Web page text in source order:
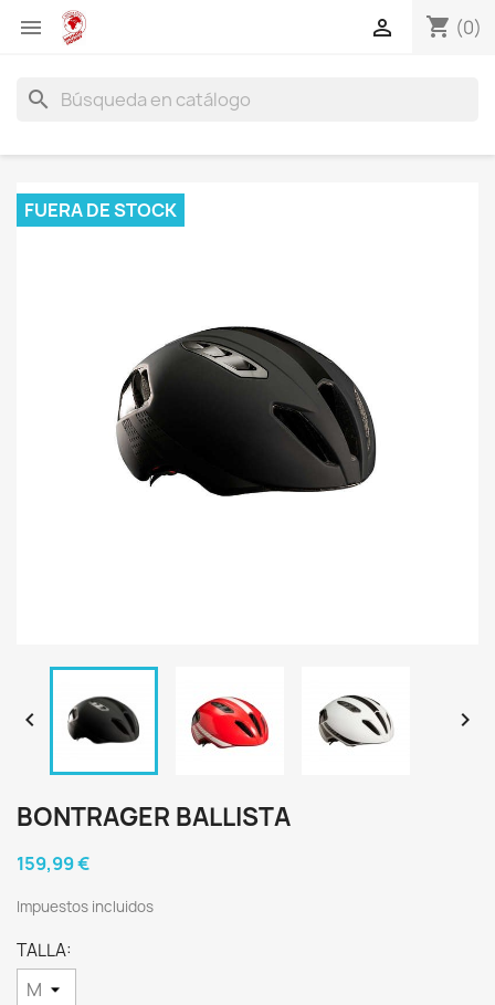
 shopping_cart (0)

search
FUERA DE STOCK
 
BONTRAGER BALLISTA
159,99 €
Impuestos incluidos
TALLA: